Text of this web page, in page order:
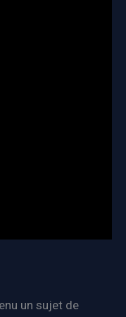
un sujet de